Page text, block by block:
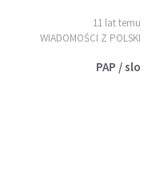
11 lat temu
WIADOMOŚCI Z POLSKI
PAP / slo